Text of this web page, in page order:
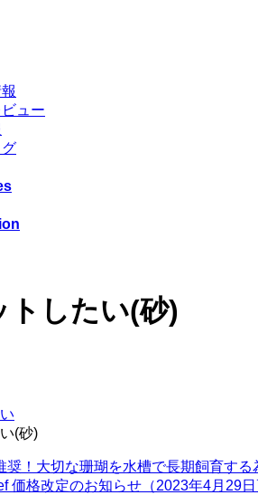
ュー
トしたい(砂)
(砂)
奨！大切な珊瑚を水槽で長期飼育する
価格改定のお知らせ（2023年4月29日